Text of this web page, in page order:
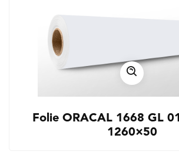
Folie ORACAL 1668 GL
1260×50